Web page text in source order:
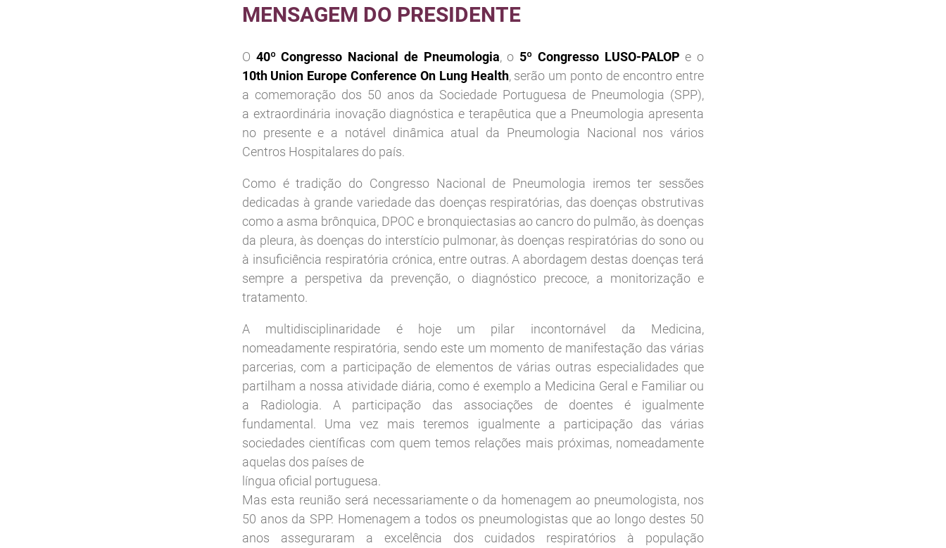
MENSAGEM DO PRESIDENTE
O 40º Congresso Nacional de Pneumologia, o 5º Congresso LUSO-PALOPe o
10th Union Europe Conference On Lung Health, serão um ponto de encontro entre
a comemoração dos 50 anos da Sociedade Portuguesa de Pneumologia (SPP),
a extraordinária inovação diagnóstica e terapêutica que a Pneumologia apresenta
no presente e a notável dinâmica atual da Pneumologia Nacional nos vários
Centros Hospitalares do país.
Como é tradição do Congresso Nacional de Pneumologia iremos ter sessões
dedicadas à grande variedade das doenças respiratórias, das doenças obstrutivas
como a asma brônquica, DPOC e bronquiectasias ao cancro do pulmão, às doenças
da pleura, às doenças do interstício pulmonar, às doenças respiratórias do sono ou
à insuficiência respiratória crónica, entre outras. A abordagem destas doenças terá
sempre a perspetiva da prevenção, o diagnóstico precoce, a monitorização e
tratamento.
A multidisciplinaridade é hoje um pilar incontornável da Medicina,
nomeadamente respiratória, sendo este um momento de manifestação das várias
parcerias, com a participação de elementos de várias outras especialidades que
partilham a nossa atividade diária, como é exemplo a Medicina Geral e Familiar ou
a Radiologia. A participação das associações de doentes é igualmente
fundamental. Uma vez mais teremos igualmente a participação das várias
sociedades científicas com quem temos relações mais próximas, nomeadamente
aquelas dos países de
língua oficial portuguesa.
Mas esta reunião será necessariamente o da homenagem ao pneumologista, nos
50 anos da SPP. Homenagem a todos os pneumologistas que ao longo destes 50
anos asseguraram a excelência dos cuidados respiratórios à população